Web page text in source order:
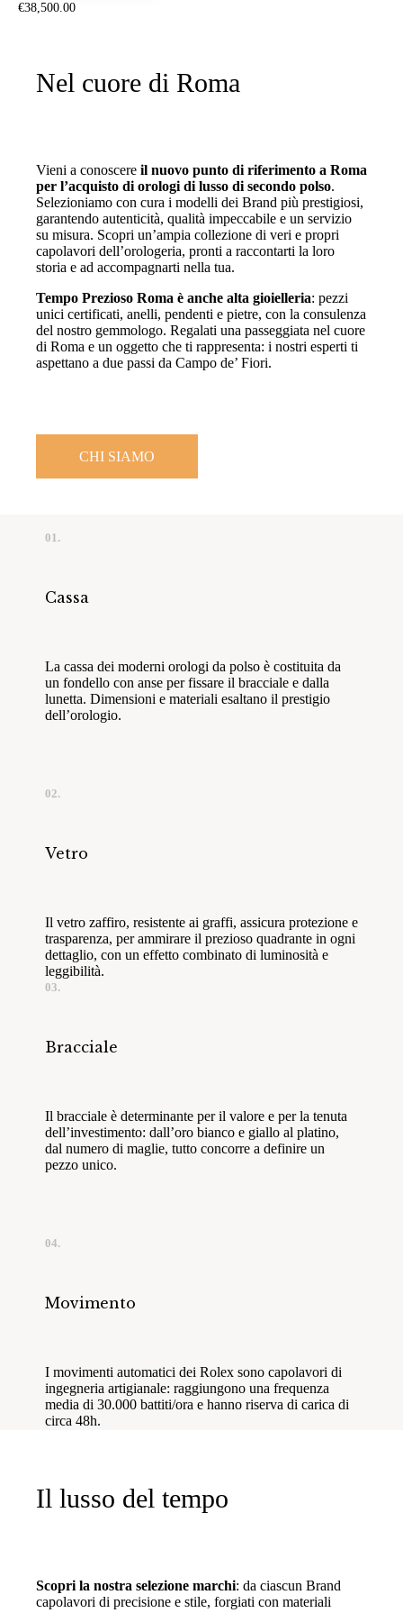
€38,500.00
Nel cuore di Roma
Vieni a conoscere il nuovo punto di riferimento a Roma
per l’acquisto di orologi di lusso di secondo polso.
Selezioniamo con cura i modelli dei Brand più prestigiosi,
garantendo autenticità, qualità impeccabile e un servizio
su misura. Scopri un’ampia collezione di veri e propri
capolavori dell’orologeria, pronti a raccontarti la loro
storia e ad accompagnarti nella tua.
Tempo Prezioso Roma è anche alta gioielleria: pezzi
unici certificati, anelli, pendenti e pietre, con la consulenza
del nostro gemmologo. Regalati una passeggiata nel cuore
di Roma e un oggetto che ti rappresenta: i nostri esperti ti
aspettano a due passi da Campo de’ Fiori.
CHI SIAMO
01.
Cassa
La cassa dei moderni orologi da polso è costituita da
un fondello con anse per fissare il bracciale e dalla
lunetta. Dimensioni e materiali esaltano il prestigio
dell’orologio.
02.
Vetro
Il vetro zaffiro, resistente ai graffi, assicura protezione e
trasparenza, per ammirare il prezioso quadrante in ogni
dettaglio, con un effetto combinato di luminosità e
leggibilità.
03.
Bracciale
Il bracciale è determinante per il valore e per la tenuta
dell’investimento: dall’oro bianco e giallo al platino,
dal numero di maglie, tutto concorre a definire un
pezzo unico.
04.
Movimento
I movimenti automatici dei Rolex sono capolavori di
ingegneria artigianale: raggiungono una frequenza
media di 30.000 battiti/ora e hanno riserva di carica di
circa 48h.
Il lusso del tempo
Scopri la nostra selezione marchi: da ciascun Brand
capolavori di precisione e stile, forgiati con materiali